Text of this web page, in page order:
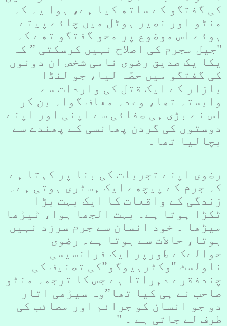
کی گفتگو کے ساتھ کیا ہے، ہوا یہ کہ
منٹو اور نصیر ہوٹل میں چائے پیتے
ہوئے اس موضوع پر محو گفتگو تھے کہ
"جیل مجرم کی اصلاح نہیں کرسکتی ” کہ
یکا یک صدیق رضوی نامی شخص ان دونوں
کی گفتگو میں حصّہ لیا، جو لنڈا
بازار کے ایک قتل کی واردات سے
وابستہ تھا، وعدہ معاف گواہ بن کر
اس نے بڑی ہی صفائی سے اپنی اور اپنے
دوستوں کی گردن پھانسی کے پھندے سے
بچالیا تھا۔
رضوی اپنے تجربات کی بنا پر کہتا ہے
کہ جرم کے پیچھے ایک ہسٹری ہوتی ہے۔
زندگی کے واقعات کا ایک بہت بڑا
ٹکڑا ہوتا ہے۔ بہت الجھا ہوا، ٹیڑھا
میڑھا ۔ خود انسان سے جرم سرزد نہیں
ہوتا، حالات سے ہوتا ہے۔ رضوی
حوالےکے طورپر ایک فرانسیسی
ناولسٹ "وکٹرہیوگو”کی تصنیف کی
چندفقرے دہراتا ہے جس کا ترجمہ منٹو
صاحب نے ہی کیا تھا”وہ سیڑھی اتار
دو جو انسان کو جرائم اور مصائب کی
طرف لے جاتی ہے ۔ "